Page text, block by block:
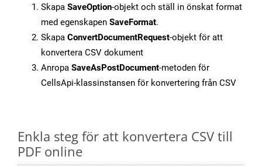
Skapa SaveOption-objekt och ställ in önskat format
med egenskapen SaveFormat.
Skapa ConvertDocumentRequest-objekt för att
konvertera CSV dokument
Anropa SaveAsPostDocument-metoden för
CellsApi-klassinstansen för konvertering från CSV
Enkla steg för att konvertera CSV till
PDF online